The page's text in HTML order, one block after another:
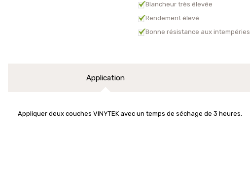
Blancheur très élevée
Rendement élevé
Bonne résistance aux intempéries
Application
Appliquer deux couches VINYTEK avec un temps de séchage de 3 heures.